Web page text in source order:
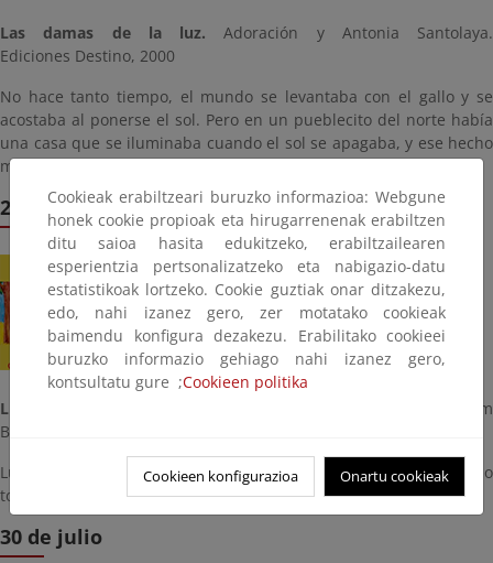
Las damas de la luz. Adoración y Antonia Santolaya.
Ediciones Destino, 2000
No hace tanto tiempo, el mundo se levantaba con el gallo y se
acostaba al ponerse el sol. Pero en un pueblecito del norte había
una casa que se iluminaba cuando el sol se apagaba, y ese hecho
misterioso tenía muy asustados a sus habitantes …
23 de julio
Lula, Tula y las bellotas
. (Adaptación de Jaime y las bellotas). Tim
Bowley e Inés Vilpi. Kalandraka, 2005
Lula y Tula plantaron una bellota que germinó y creció, pero… No
todas las bellotas plantadas llegan a ser árboles.
30 de julio
Cookieak erabiltzeari buruzko informazioa: Webgune
honek cookie propioak eta hirugarrenenak erabiltzen
ditu saioa hasita edukitzeko, erabiltzailearen
esperientzia pertsonalizatzeko eta nabigazio-datu
estatistikoak lortzeko. Cookie guztiak onar ditzakezu,
edo, nahi izanez gero, zer motatako cookieak
baimendu konfigura dezakezu. Erabilitako cookieei
buruzko informazio gehiago nahi izanez gero,
kontsultatu gure ;Cookieen politika
Cookieen konfigurazioa Onartu cookieak